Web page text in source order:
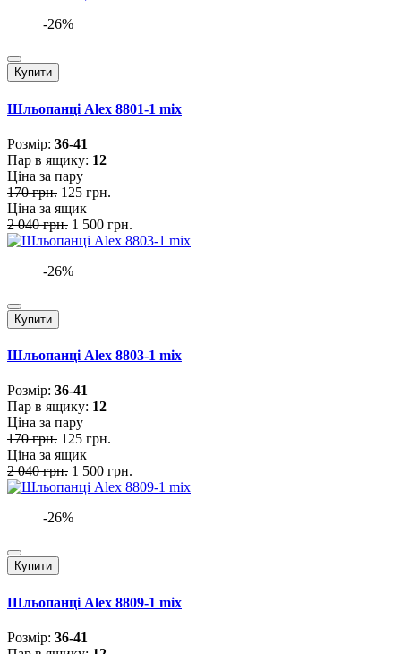
-26%
Купити
Шльопанці Alex 8801-1 mix
Розмiр: 36-41
Пар в ящику: 12
Ціна за пару
170 грн. 125 грн.
Ціна за ящик
2 040 грн. 1 500 грн.
-26%
Купити
Шльопанці Alex 8803-1 mix
Розмiр: 36-41
Пар в ящику: 12
Ціна за пару
170 грн. 125 грн.
Ціна за ящик
2 040 грн. 1 500 грн.
-26%
Купити
Шльопанці Alex 8809-1 mix
Розмiр: 36-41